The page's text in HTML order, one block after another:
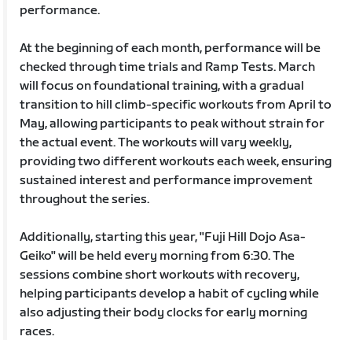
performance.
At the beginning of each month, performance will be
checked through time trials and Ramp Tests. March
will focus on foundational training, with a gradual
transition to hill climb-specific workouts from April to
May, allowing participants to peak without strain for
the actual event. The workouts will vary weekly,
providing two different workouts each week, ensuring
sustained interest and performance improvement
throughout the series.
Additionally, starting this year, "Fuji Hill Dojo Asa-
Geiko" will be held every morning from 6:30. The
sessions combine short workouts with recovery,
helping participants develop a habit of cycling while
also adjusting their body clocks for early morning
races.